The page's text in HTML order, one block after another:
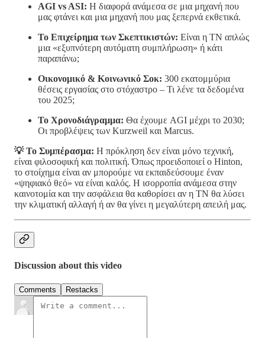
AGI vs ASI: Η διαφορά ανάμεσα σε μια μηχανή που
μας φτάνει και μια μηχανή που μας ξεπερνά εκθετικά.
Το Επιχείρημα των Σκεπτικιστών: Είναι η ΤΝ απλώς
μια «εξυπνότερη αυτόματη συμπλήρωση» ή κάτι
παραπάνω;
Οικονομικό & Κοινωνικό Σοκ: 300 εκατομμύρια
θέσεις εργασίας στο στόχαστρο – Τι λένε τα δεδομένα
του 2025;
Το Χρονοδιάγραμμα: Θα έχουμε AGI μέχρι το 2030;
Οι προβλέψεις των Kurzweil και Marcus.
💡 Το Συμπέρασμα: Η πρόκληση δεν είναι μόνο τεχνική,
είναι φιλοσοφική και πολιτική. Όπως προειδοποιεί ο Hinton,
το στοίχημα είναι αν μπορούμε να εκπαιδεύσουμε έναν
«ψηφιακό θεό» να είναι καλός. Η ισορροπία ανάμεσα στην
καινοτομία και την ασφάλεια θα καθορίσει αν η ΤΝ θα λύσει
την κλιματική αλλαγή ή αν θα γίνει η μεγαλύτερη απειλή μας.
Discussion about this video
Comments Restacks